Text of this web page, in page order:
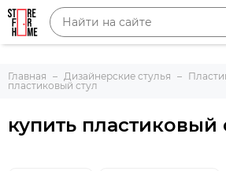
Главная Дизайнерские стулья
пластиковый стул
купить пластиковый